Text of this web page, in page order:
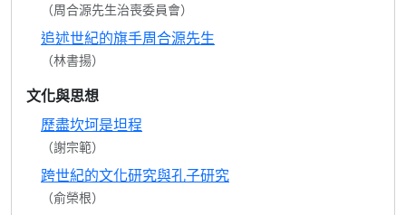
（周合源先生治喪委員會）
追述世紀的旗手周合源先生
（林書揚）
文化與思想
歷盡坎坷是坦程
（謝宗範）
跨世紀的文化研究與孔子研究
（俞榮根）